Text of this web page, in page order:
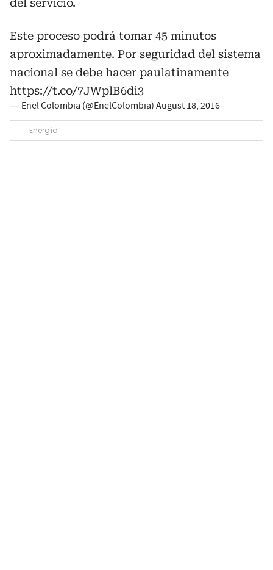
Este proceso podrá tomar 45 minutos
aproximadamente. Por seguridad del sistema
nacional se debe hacer paulatinamente
https://t.co/7JWplB6di3
— Enel Colombia (@EnelColombia) August 18, 2016
Energía